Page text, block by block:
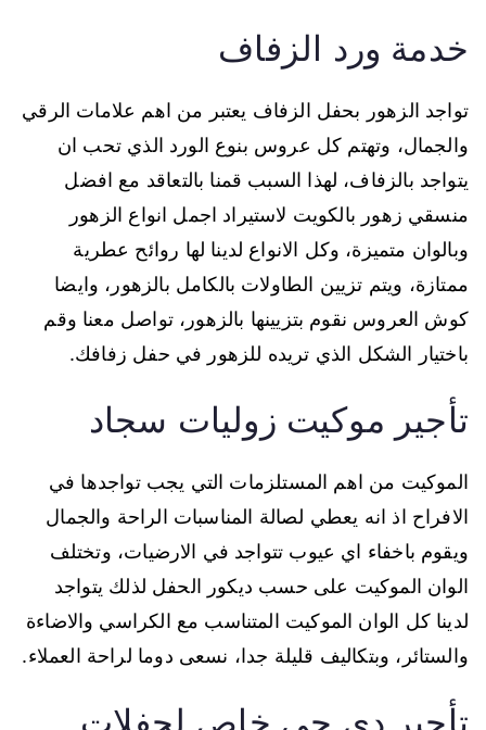
خدمة ورد الزفاف
تواجد الزهور بحفل الزفاف يعتبر من اهم علامات الرقي
والجمال، وتهتم كل عروس بنوع الورد الذي تحب ان
يتواجد بالزفاف، لهذا السبب قمنا بالتعاقد مع افضل
منسقي زهور بالكويت لاستيراد اجمل انواع الزهور
وبالوان متميزة، وكل الانواع لدينا لها روائح عطرية
ممتازة، ويتم تزيين الطاولات بالكامل بالزهور، وايضا
كوش العروس نقوم بتزيينها بالزهور، تواصل معنا وقم
باختيار الشكل الذي تريده للزهور في حفل زفافك.
تأجير موكيت زوليات سجاد
الموكيت من اهم المستلزمات التي يجب تواجدها في
الافراح اذ انه يعطي لصالة المناسبات الراحة والجمال
ويقوم باخفاء اي عيوب تتواجد في الارضيات، وتختلف
الوان الموكيت على حسب ديكور الحفل لذلك يتواجد
لدينا كل الوان الموكيت المتناسب مع الكراسي والاضاءة
والستائر، وبتكاليف قليلة جدا، نسعى دوما لراحة العملاء.